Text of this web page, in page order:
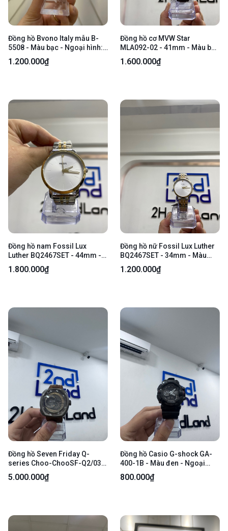
Đồng hồ Bvono Italy mẫu B-
5508 - Màu bạc - Ngoại hình:
97% - Xước kính, sườn, lưng -
Body
1.200.000₫
Đồng hồ cơ MVW Star
MLA092-02 - 41mm - Màu bạc
- Ngoại hình 98% - Body
1.600.000₫
Đồng hồ nam Fossil Lux
Luther BQ2467SET - 44mm -
Màu bạc - Ngoại hình 99% -
Kèm Box
1.800.000₫
Đồng hồ nữ Fossil Lux Luther
BQ2467SET - 34mm - Màu
bạc - Ngoại hình 99% - Body
1.200.000₫
Đồng hồ Seven Friday Q-
series Choo-ChooSF-Q2/03-
D308 - Màu nâu - Ngoại hình
97% - Dây da gãy form, mốc
5.000.000₫
Đồng hồ Casio G-shock GA-
400-1B - Màu đen - Ngoại
hình 96% - Mặt đồng hồ mòn,
mặt lưng trầy, viền trầy, dây
800.000₫